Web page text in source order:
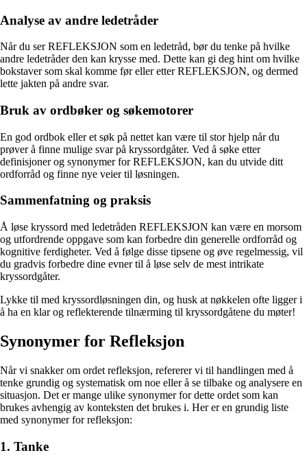
Analyse av andre ledetråder
Når du ser REFLEKSJON som en ledetråd, bør du tenke på hvilke
andre ledetråder den kan krysse med. Dette kan gi deg hint om hvilke
bokstaver som skal komme før eller etter REFLEKSJON, og dermed
lette jakten på andre svar.
Bruk av ordbøker og søkemotorer
En god ordbok eller et søk på nettet kan være til stor hjelp når du
prøver å finne mulige svar på kryssordgåter. Ved å søke etter
definisjoner og synonymer for REFLEKSJON, kan du utvide ditt
ordforråd og finne nye veier til løsningen.
Sammenfatning og praksis
Å løse kryssord med ledetråden REFLEKSJON kan være en morsom
og utfordrende oppgave som kan forbedre din generelle ordforråd og
kognitive ferdigheter. Ved å følge disse tipsene og øve regelmessig, vil
du gradvis forbedre dine evner til å løse selv de mest intrikate
kryssordgåter.
Lykke til med kryssordløsningen din, og husk at nøkkelen ofte ligger i
å ha en klar og reflekterende tilnærming til kryssordgåtene du møter!
Synonymer for Refleksjon
Når vi snakker om ordet refleksjon, refererer vi til handlingen med å
tenke grundig og systematisk om noe eller å se tilbake og analysere en
situasjon. Det er mange ulike synonymer for dette ordet som kan
brukes avhengig av konteksten det brukes i. Her er en grundig liste
med synonymer for refleksjon:
1. Tanke